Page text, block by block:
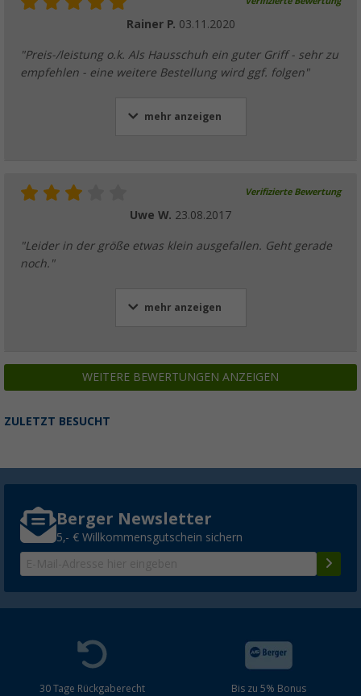
Rainer P. 03.11.2020
"Preis-/leistung o.k. Als Hausschuh ein guter Griff - sehr zu
empfehlen - eine weitere Bestellung wird ggf. folgen"
mehr anzeigen
Verifizierte Bewertung
Uwe W. 23.08.2017
"Leider in der größe etwas klein ausgefallen. Geht gerade
noch."
mehr anzeigen
WEITERE BEWERTUNGEN ANZEIGEN
ZULETZT BESUCHT
Berger Newsletter
5,- € Willkommensgutschein sichern
30 Tage Rückgaberecht
Bis zu 5% Bonus